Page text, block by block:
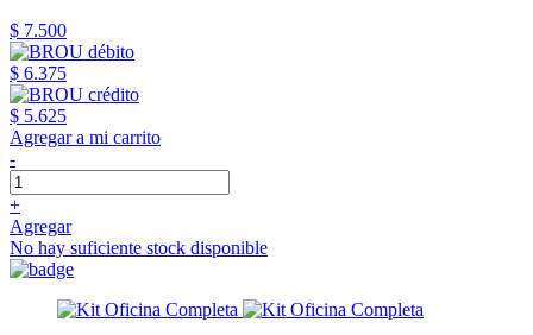
$ 7.500
$ 6.375
$ 5.625
Agregar a mi carrito
-
+
Agregar
No hay suficiente stock disponible